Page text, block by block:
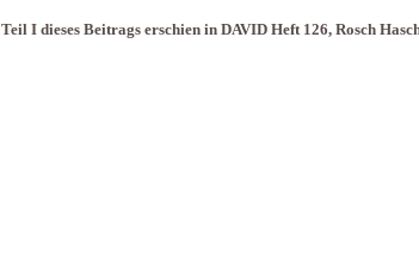
Teil I dieses Beitrags erschien in DAVID Heft 126, Rosch